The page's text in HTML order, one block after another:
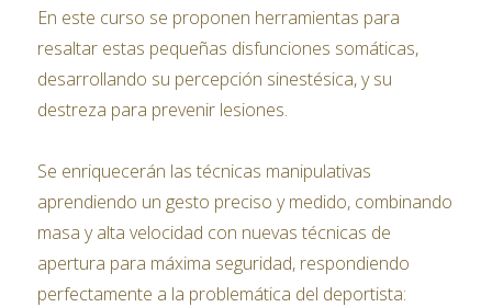
En este curso se proponen herramientas para
resaltar estas pequeñas disfunciones somáticas,
desarrollando su percepción sinestésica, y su
destreza para prevenir lesiones.
Se enriquecerán las técnicas manipulativas
aprendiendo un gesto preciso y medido, combinando
masa y alta velocidad con nuevas técnicas de
apertura para máxima seguridad, respondiendo
perfectamente a la problemática del deportista: